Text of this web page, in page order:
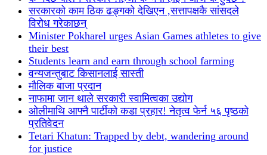
सरकारको काम ठिक ढङ्गको देखिएन ,सत्तापक्षकै सांसदले
विरोध गरेकाछन्
Minister Pokharel urges Asian Games athletes to give
their best
Students learn and earn through school farming
वन्यजन्तुबाट किसानलाई सास्ती
मौलिक बाजा प्रदान
नाफामा जान थाले सरकारी स्वामित्वका उद्योग
ओलीमाथि आफ्नै पार्टीको कडा प्रहार! नेतृत्व फेर्न ५६ पृष्ठको
प्रतिवेदन
Tetari Khatun: Trapped by debt, wandering around
for justice